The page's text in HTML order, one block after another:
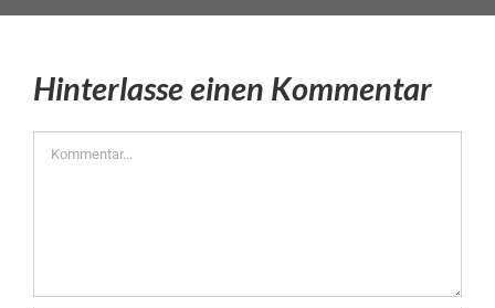
Hinterlasse einen Kommentar